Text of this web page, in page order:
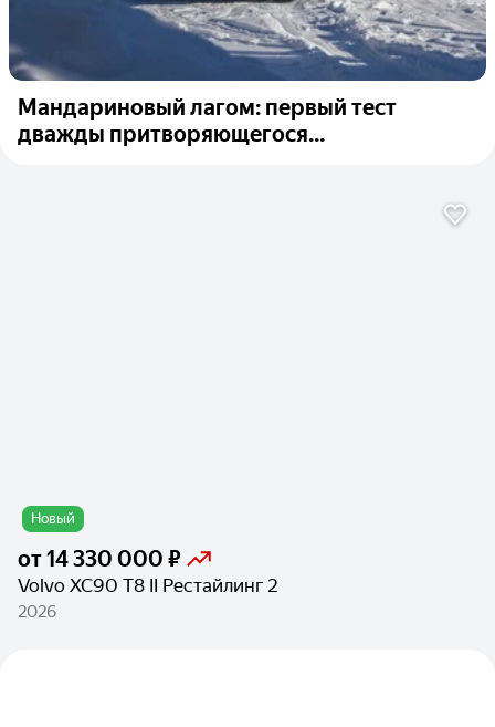
Мандариновый лагом: первый тест
дважды притворяющегося...
Новый
от14 330 000 ₽
Volvo XC90 T8 II Рестайлинг 2
2026